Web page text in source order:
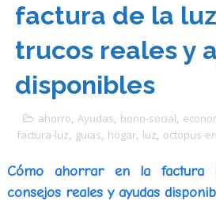
factura de la
trucos reales y
disponibles
ahorro, Ayudas, bono-social,
factura-luz, guias, hogar, luz, octopus-
Cómo ahorrar en la factura
consejos reales y ayudas